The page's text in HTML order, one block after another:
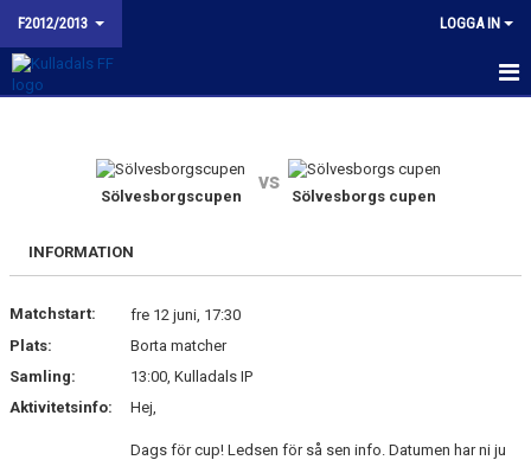
F2012/2013 LOGGA IN
MATCHER
TRUPPEN
BILDGALLERI
Sölvesborgscupen
vs
Sölvesborgs cupen
INFORMATION
Matchstart:
fre 12 juni, 17:30
Plats:
Borta matcher
Samling:
13:00, Kulladals IP
Aktivitetsinfo:
Hej,
Dags för cup! Ledsen för så sen info. Datumen har ni ju